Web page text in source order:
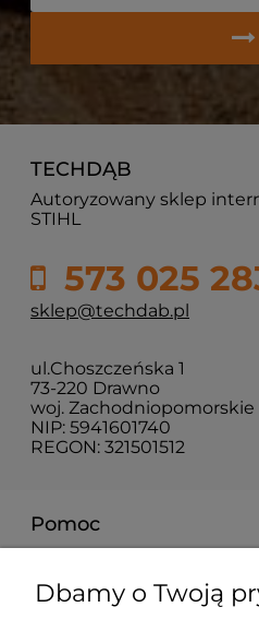
TECHDĄB
Autoryzowany sklep
STIHL
573 025
sklep@techdab.pl
ul.Choszczeńska 1
73-220 Drawno
woj. Zachodniopomorskie
NIP: 5941601740
REGON: 321501512
Pomoc
Moje konto
Dbamy o Twoją